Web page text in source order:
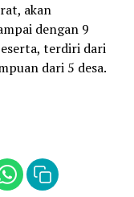
akan
dengan 9
terdiri dari
dari 5 desa.